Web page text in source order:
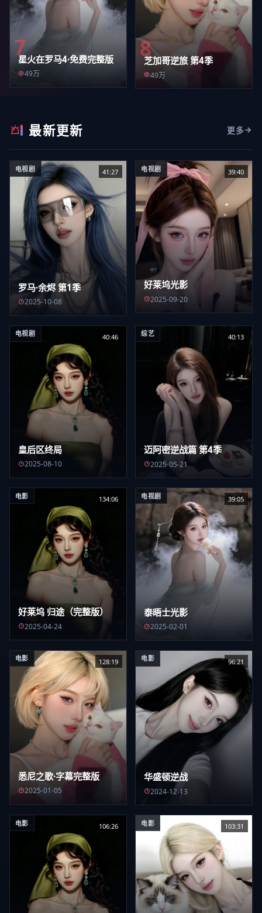
7
星火在罗马4·免费完整版
49万
8
芝加哥逆旅 第4季
49万
最新更新 更多
电视剧 41:27
罗马·余烬 第1季
2025-10-08
电视剧 39:40
好莱坞光影
2025-09-20
电视剧 40:46
皇后区终局
2025-08-10
综艺 40:13
迈阿密逆战篇 第4季
2025-05-21
电影 134:06
好莱坞 归途（完整版）
2025-04-24
电视剧 39:05
泰晤士光影
2025-02-01
电影 128:19
悉尼之歌·字幕完整版
2025-01-05
电影 96:21
华盛顿逆战
2024-12-13
电影 106:26 电影 103:31